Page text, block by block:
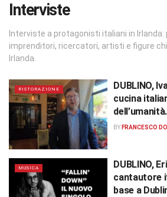
Interviste
Interviste a protagonisti italiani in
imprenditori, ricercatori, artisti e figure
Irlanda.
RISTORAZIONE
DUBLINO,
cucina
BY FRANCESCO
MUSICA
DUBLINO,
cantautore
base a